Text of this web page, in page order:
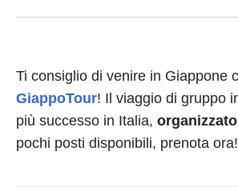
Ti consiglio di venire in Giappone
GiappoTour! Il viaggio di gruppo
più successo in Italia,
pochi posti disponibili, prenota ora!